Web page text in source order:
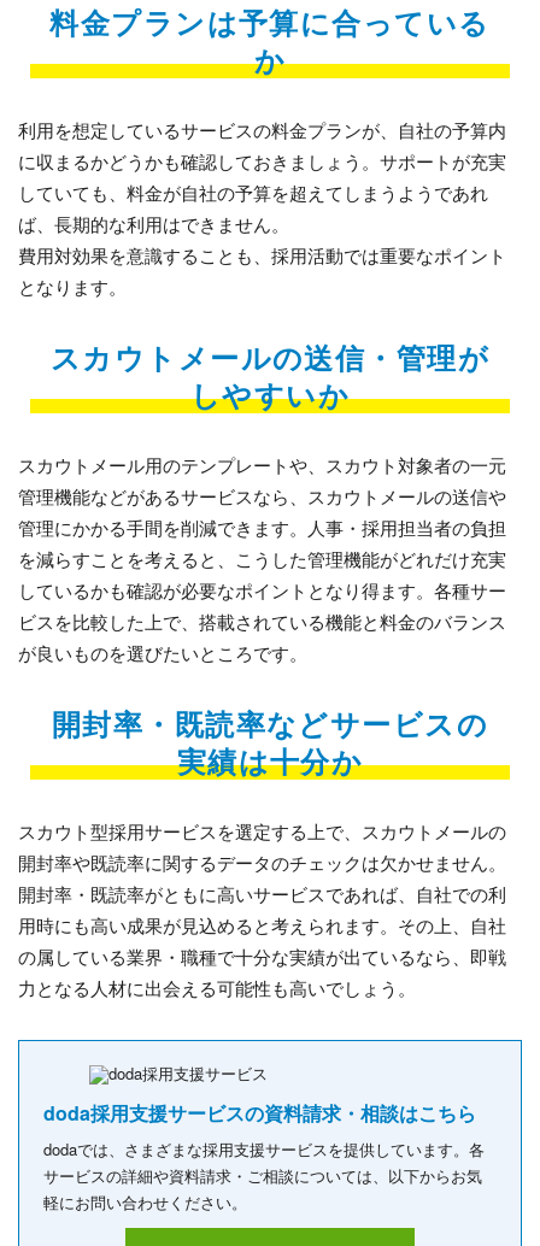
料金プランは予算に合っている
か
利用を想定しているサービスの料金プランが、自社の予算内
に収まるかどうかも確認しておきましょう。サポートが充実
していても、料金が自社の予算を超えてしまうようであれ
ば、長期的な利用はできません。
費用対効果を意識することも、採用活動では重要なポイント
となります。
スカウトメールの送信・管理が
しやすいか
スカウトメール用のテンプレートや、スカウト対象者の一元
管理機能などがあるサービスなら、スカウトメールの送信や
管理にかかる手間を削減できます。人事・採用担当者の負担
を減らすことを考えると、こうした管理機能がどれだけ充実
しているかも確認が必要なポイントとなり得ます。各種サー
ビスを比較した上で、搭載されている機能と料金のバランス
が良いものを選びたいところです。
開封率・既読率などサービスの
実績は十分か
スカウト型採用サービスを選定する上で、スカウトメールの
開封率や既読率に関するデータのチェックは欠かせません。
開封率・既読率がともに高いサービスであれば、自社での利
用時にも高い成果が見込めると考えられます。その上、自社
の属している業界・職種で十分な実績が出ているなら、即戦
力となる人材に出会える可能性も高いでしょう。
doda採用支援サービスの資料請求・相談はこちら
dodaでは、さまざまな採用支援サービスを提供しています。各
サービスの詳細や資料請求・ご相談については、以下からお気
軽にお問い合わせください。